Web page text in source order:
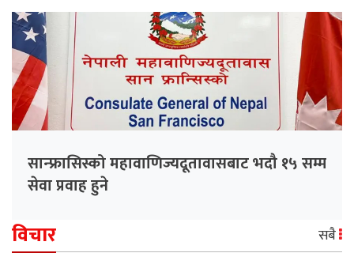
सान्फ्रासिस्को महावाणिज्यदूतावासबाट भदौ १५ सम्म
सेवा प्रवाह हुने
विचार सबै